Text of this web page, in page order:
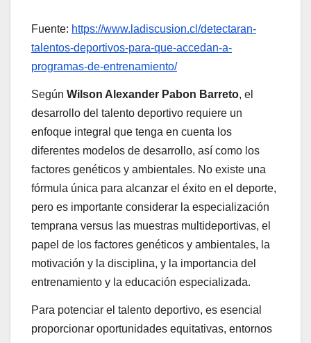
Fuente: https://www.ladiscusion.cl/detectaran-
talentos-deportivos-para-que-accedan-a-
programas-de-entrenamiento/
Según Wilson Alexander Pabon Barreto, el
desarrollo del talento deportivo requiere un
enfoque integral que tenga en cuenta los
diferentes modelos de desarrollo, así como los
factores genéticos y ambientales. No existe una
fórmula única para alcanzar el éxito en el deporte,
pero es importante considerar la especialización
temprana versus las muestras multideportivas, el
papel de los factores genéticos y ambientales, la
motivación y la disciplina, y la importancia del
entrenamiento y la educación especializada.
Para potenciar el talento deportivo, es esencial
proporcionar oportunidades equitativas, entornos